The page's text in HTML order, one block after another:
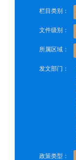
栏目类别：
文件级别：
所属区域：
发文部门：
政策类型：